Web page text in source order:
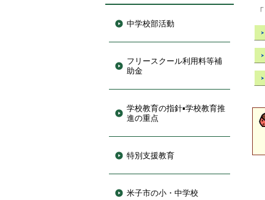
中学校部活動
フリースクール利用料等補
助金
学校教育の指針▪学校教育推
進の重点
特別支援教育
米子市の小・中学校
「